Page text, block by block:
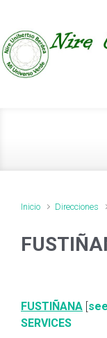
Inicio Direcciones
FUSTIÑANA [
SERVICES